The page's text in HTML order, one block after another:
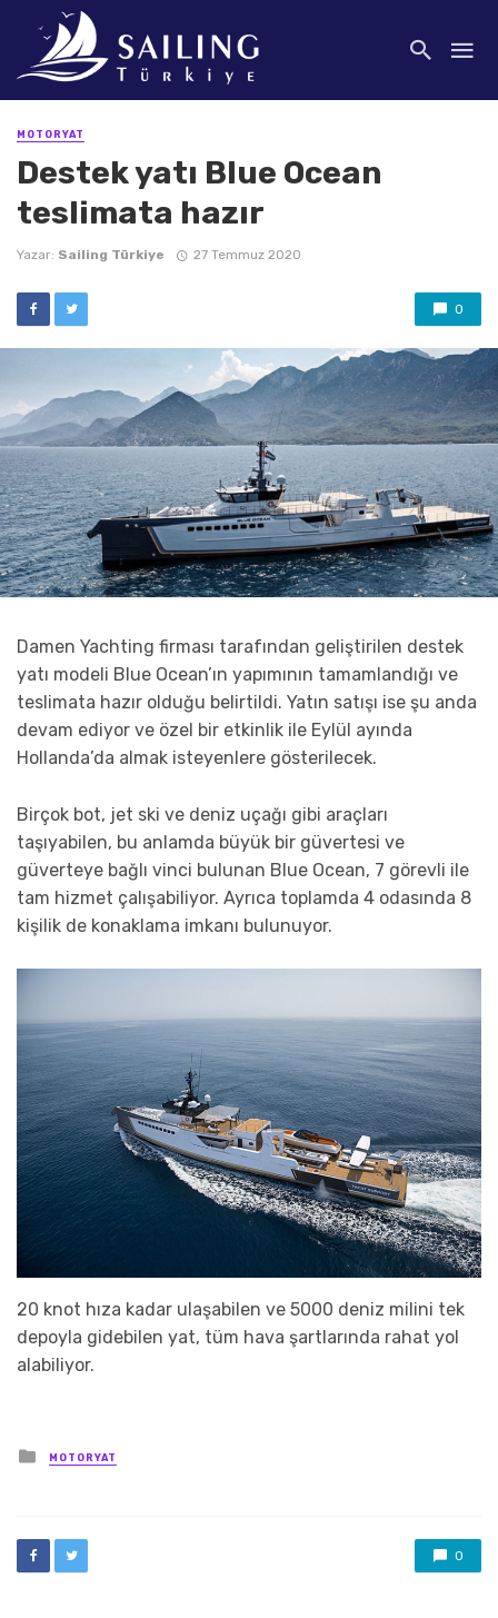
MOTORYAT
Destek yatı Blue Ocean
teslimata hazır
Yazar: Sailing Türkiye 27 Temmuz 2020
0
Damen Yachting firması tarafından geliştirilen destek
yatı modeli Blue Ocean’ın yapımının tamamlandığı ve
teslimata hazır olduğu belirtildi. Yatın satışı ise şu anda
devam ediyor ve özel bir etkinlik ile Eylül ayında
Hollanda’da almak isteyenlere gösterilecek.
Birçok bot, jet ski ve deniz uçağı gibi araçları
taşıyabilen, bu anlamda büyük bir güvertesi ve
güverteye bağlı vinci bulunan Blue Ocean, 7 görevli ile
tam hizmet çalışabiliyor. Ayrıca toplamda 4 odasında 8
kişilik de konaklama imkanı bulunuyor.
20 knot hıza kadar ulaşabilen ve 5000 deniz milini tek
depoyla gidebilen yat, tüm hava şartlarında rahat yol
alabiliyor.
Posted
in
MOTORYAT
0